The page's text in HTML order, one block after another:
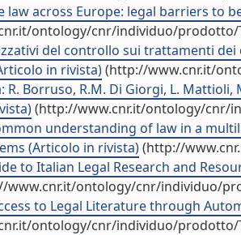
law across Europe: legal barriers to
ontology/cnr/individuo/prodotto/
del controllo sui trattamenti
in rivista)(http://www.cnr.it/
R. Borruso, R.M. Di Giorgi, L.
(http://www.cnr.it/ontology/cnr/
understanding of law in a
(Articolo in rivista)(http://
to Italian Legal Research and
www.cnr.it/ontology/cnr/individuo/
to Legal Literature through
ontology/cnr/individuo/prodotto/